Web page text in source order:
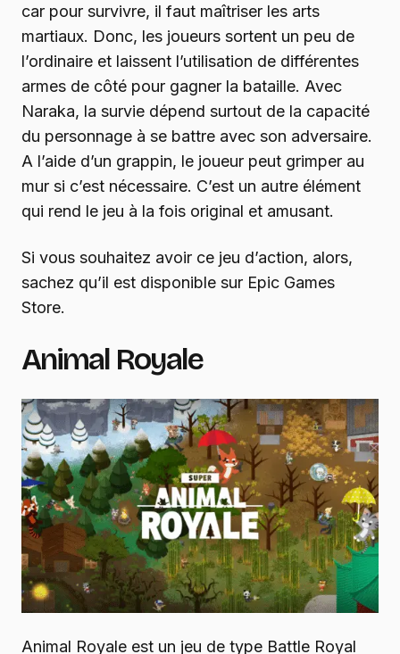
car pour survivre, il faut maîtriser les arts
martiaux. Donc, les joueurs sortent un peu de
l’ordinaire et laissent l’utilisation de différentes
armes de côté pour gagner la bataille. Avec
Naraka, la survie dépend surtout de la capacité
du personnage à se battre avec son adversaire.
A l’aide d’un grappin, le joueur peut grimper au
mur si c’est nécessaire. C’est un autre élément
qui rend le jeu à la fois original et amusant.
Si vous souhaitez avoir ce jeu d’action, alors,
sachez qu’il est disponible sur Epic Games
Store.
Animal Royale
Animal Royale est un jeu de type Battle Royal